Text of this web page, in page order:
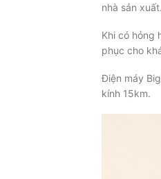
nhà sản xuất.
Khi có hỏng
phục cho
Điện máy
kính 15km.